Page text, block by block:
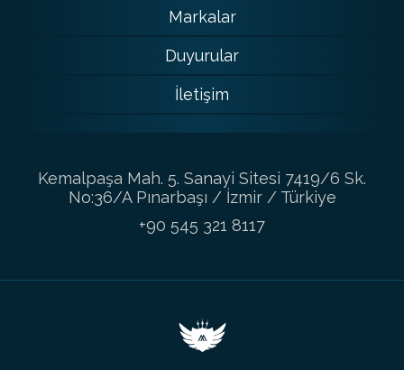
Markalar
Duyurular
İletişim
Kemalpaşa Mah. 5. Sanayi Sitesi 7419/6 Sk.
No:36/A Pınarbaşı / İzmir / Türkiye
+90 545 321 8117